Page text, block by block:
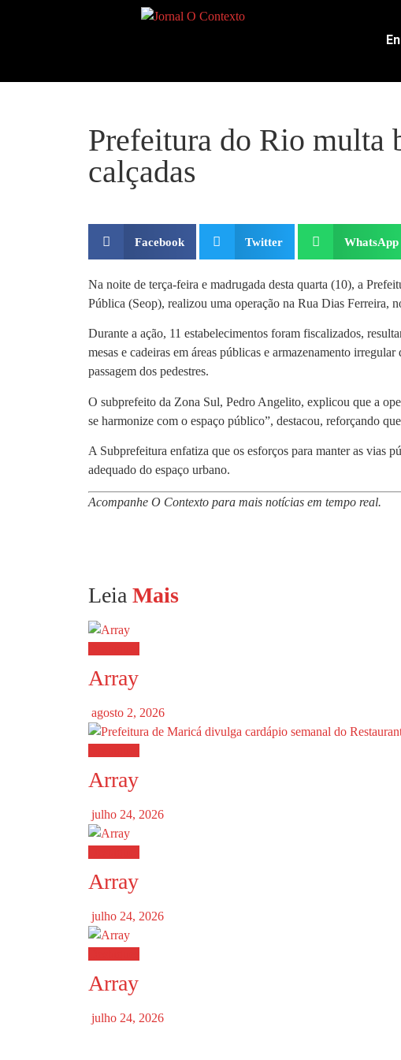
Prefeitura do Rio multa
calçadas
Facebook Twitter WhatsApp
Na noite de terça-feira e madrugada desta quarta (10), a
Pública (Seop), realizou uma operação na Rua Dias Ferreira,
Durante a ação, 11 estabelecimentos foram fiscalizados,
mesas e cadeiras em áreas públicas e armazenamento
passagem dos pedestres.
O subprefeito da Zona Sul, Pedro Angelito, explicou que a
se harmonize com o espaço público”, destacou, reforçando
A Subprefeitura enfatiza que os esforços para manter as vias
adequado do espaço urbano.
Acompanhe O Contexto para mais notícias em tempo real.
Leia Mais
Array
agosto 2, 2026
Array
julho 24, 2026
Array
julho 24, 2026
Array
julho 24, 2026